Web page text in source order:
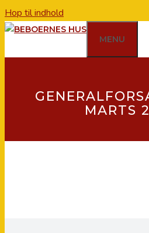
Hop til indhold
MENU
MARTS